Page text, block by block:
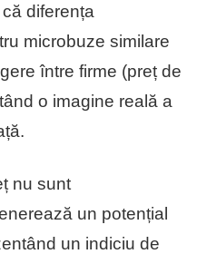
diferența
microbuze similare
între firme (preț de
o imagine reală a
nu sunt
un potențial
un indiciu de